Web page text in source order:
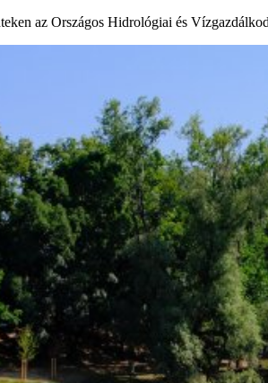
az Országos Hidrológiai és